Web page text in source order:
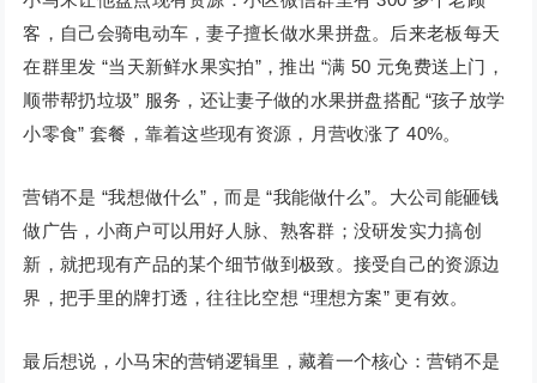
客，自己会骑电动车，妻子擅长做水果拼盘。后来老板每天
在群里发 “当天新鲜水果实拍”，推出 “满 50 元免费送上门，
顺带帮扔垃圾” 服务，还让妻子做的水果拼盘搭配 “孩子放学
小零食” 套餐，靠着这些现有资源，月营收涨了 40%。
营销不是 “我想做什么”，而是 “我能做什么”。大公司能砸钱
做广告，小商户可以用好人脉、熟客群；没研发实力搞创
新，就把现有产品的某个细节做到极致。接受自己的资源边
界，把手里的牌打透，往往比空想 “理想方案” 更有效。
最后想说，小马宋的营销逻辑里，藏着一个核心：营销不是